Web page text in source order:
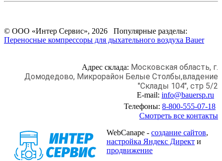
© ООО «Интер Сервис», 2026 Популярные разделы:
Переносные компрессоры для дыхательного воздуха Bauer
Адрес склада: Московская область, г.
Домодедово, Микрорайон Белые Столбы,владение
"Склады 104", стр 5/2
E-mail: info@bauersp.ru
Телефоны: 8-800-555-07-18
Смотреть все контакты
WebCanape - создание сайтов,
настройка Яндекс Директ и
продвижение